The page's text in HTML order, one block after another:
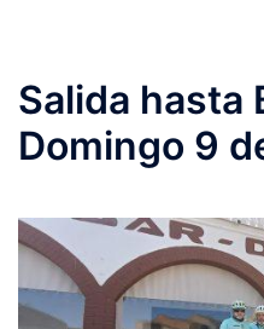
Salida hasta
Domingo 9